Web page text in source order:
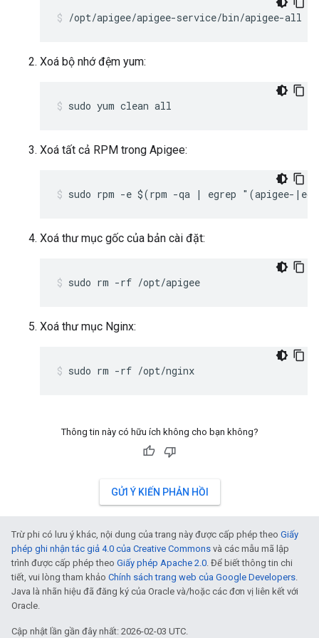
/opt/apigee/apigee-service/bin/apigee-all
Xoá bộ nhớ đệm yum:
sudo yum clean all
Xoá tất cả RPM trong Apigee:
sudo rpm -e $(rpm -qa | egrep "(apigee-
Xoá thư mục gốc của bản cài đặt:
sudo rm -rf /opt/apigee
Xoá thư mục Nginx:
sudo rm -rf /opt/nginx
Thông tin này có hữu ích không cho bạn không?
GỬI Ý KIẾN PHẢN HỒI
Trừ phi có lưu ý khác, nội dung của trang này được cấp phép theo Giấy
phép ghi nhận tác giả 4.0 của Creative Commons và các mẫu mã lập
trình được cấp phép theo Giấy phép Apache 2.0. Để biết thông tin chi
tiết, vui lòng tham khảo Chính sách trang web của Google Developers.
Java là nhãn hiệu đã đăng ký của Oracle và/hoặc các đơn vị liên kết với
Oracle.
Cập nhật lần gần đây nhất: 2026-02-03 UTC.